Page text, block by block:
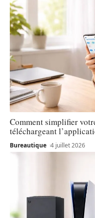
Comment simplifier
téléchargeant
Bureautique 4 juillet 2026